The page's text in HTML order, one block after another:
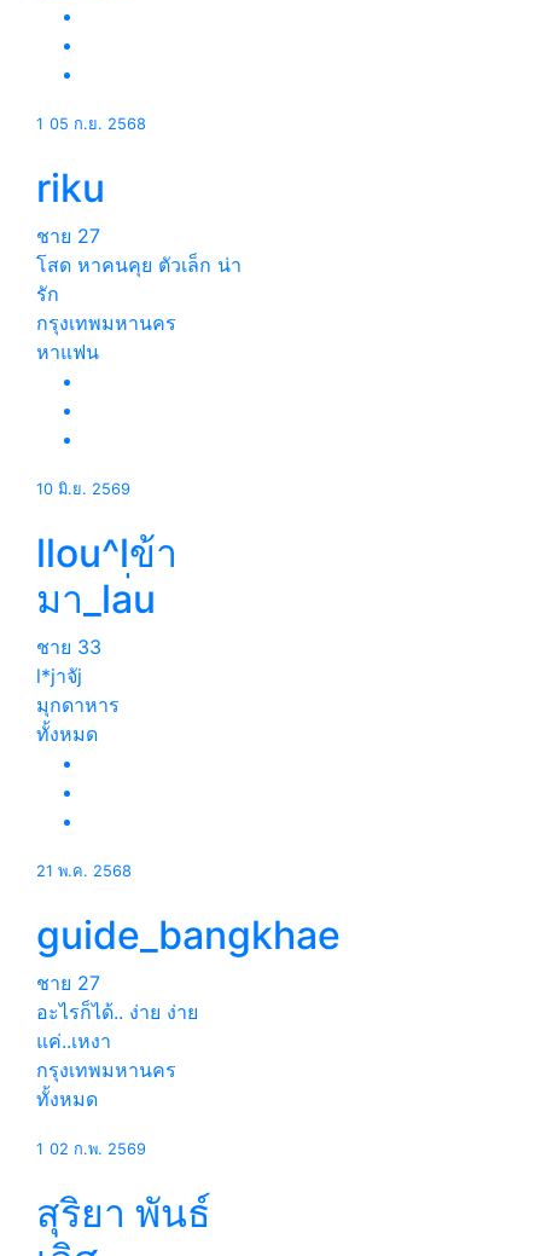
1 05 ก.ย. 2568
riku
ชาย 27
โสด หาคนคุย ตัวเล็ก น่า
รัก
กรุงเทพมหานคร
หาแฟน
10 มิ.ย. 2569
llou^lข้า
มา_la่u
ชาย 33
l*jาจัj
มุกดาหาร
ทั้งหมด
21 พ.ค. 2568
guide_bangkhae
ชาย 27
อะไรก็ได้.. ง่าย ง่าย
แค่..เหงา
กรุงเทพมหานคร
ทั้งหมด
1 02 ก.พ. 2569
สุริยา พันธ์